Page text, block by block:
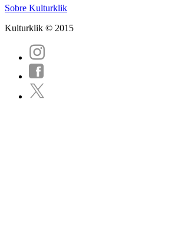
Sobre Kulturklik
Kulturklik © 2015